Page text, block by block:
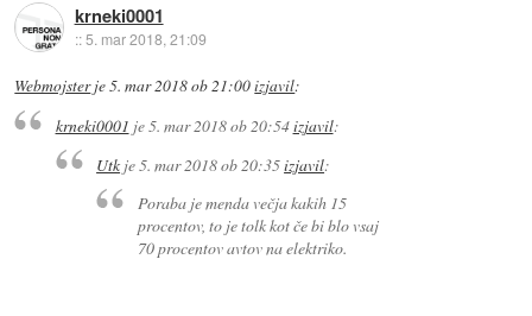
krneki0001
::5. mar 2018, 21:09
Webmojsterje5. mar 2018 ob 21:00izjavil:
krneki0001 je5. mar 2018 ob 20:54izjavil:
Utk je5. mar 2018 ob 20:35izjavil:
Poraba je menda večja kakih 15
procentov, to je tolk kot če bi blo vsaj
70 procentov avtov na elektriko.